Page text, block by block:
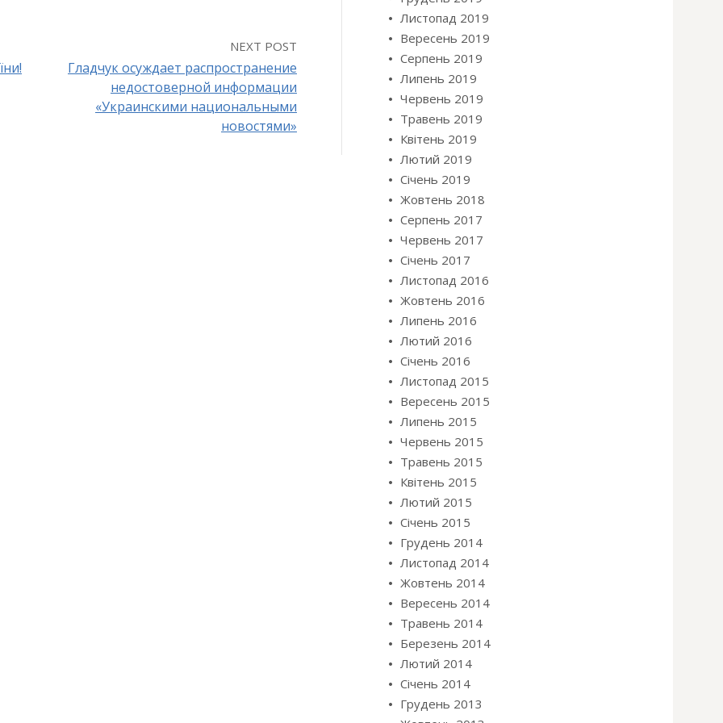
NEXT POST
Гладчук осуждает распространение
недостоверной информации
«Украинскими национальными
новостями»
Листопад 2019
Вересень 2019
Серпень 2019
Липень 2019
Червень 2019
Травень 2019
Квітень 2019
Лютий 2019
Січень 2019
Жовтень 2018
Серпень 2017
Червень 2017
Січень 2017
Листопад 2016
Жовтень 2016
Липень 2016
Лютий 2016
Січень 2016
Листопад 2015
Вересень 2015
Липень 2015
Червень 2015
Травень 2015
Квітень 2015
Лютий 2015
Січень 2015
Грудень 2014
Листопад 2014
Жовтень 2014
Вересень 2014
Травень 2014
Березень 2014
Лютий 2014
Січень 2014
Грудень 2013